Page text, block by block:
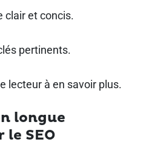
clair et concis.
pertinents.
lecteur à en savoir plus.
longue
SEO